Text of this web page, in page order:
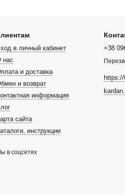
в личный кабинет
нас
и доставка
и возврат
информация
сайта
инструкции
в соцсетях
+38